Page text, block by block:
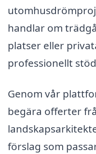
handlar om
platser eller
professionellt
Genom vår
begära offerter
förslag som